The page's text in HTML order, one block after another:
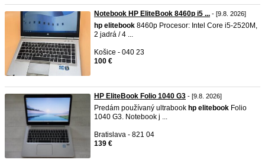
Notebook HP EliteBook 8460p i5 ... - [9.8. 2026]
hp elitebook 8460p Procesor: Intel Core i5‑2520M,
2 jadrá / 4 ...
Košice - 040 23
100 €
HP EliteBook Folio 1040 G3 - [9.8. 2026]
Predám používaný ultrabook hp elitebook Folio
1040 G3. Notebook j ...
Bratislava - 821 04
139 €